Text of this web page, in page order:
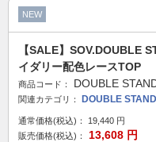
NEW
【SALE】SOV.DOUBLE
イダリー配色レースTOP
商品コード： DOUBLE
関連カテゴリ： DOUBLE
通常価格(税込)： 19,440 円
販売価格(税込)：
13,608 円